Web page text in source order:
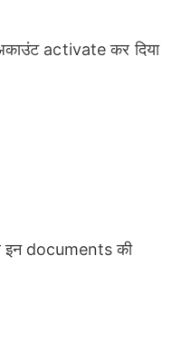
activate कर दिया
इन documents की